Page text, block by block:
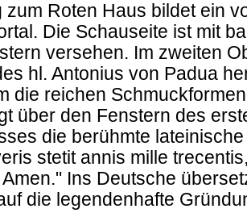
zum Roten Haus bildet ein
Die Schauseite ist mit
versehen. Im zweiten
hl. Antonius von Padua
die reichen
über den Fenstern des
die berühmte
stetit annis mille
Ins Deutsche
die legendenhafte